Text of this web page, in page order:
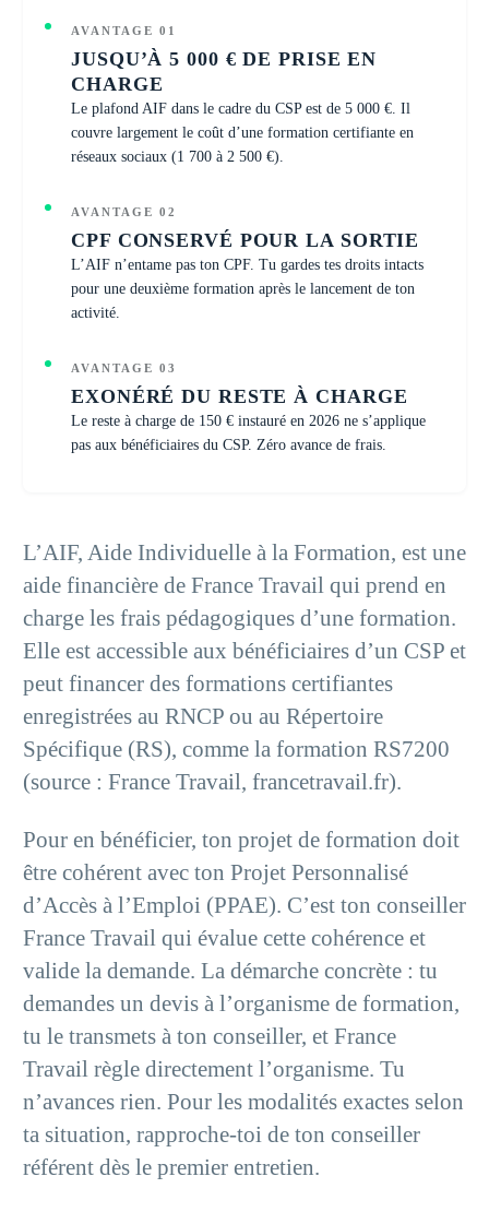
AVANTAGE 01
JUSQU’À 5 000 € DE PRISE EN
CHARGE
Le plafond AIF dans le cadre du CSP est de 5 000 €. Il
couvre largement le coût d’une formation certifiante en
réseaux sociaux (1 700 à 2 500 €).
AVANTAGE 02
CPF CONSERVÉ POUR LA SORTIE
L’AIF n’entame pas ton CPF. Tu gardes tes droits intacts
pour une deuxième formation après le lancement de ton
activité.
AVANTAGE 03
EXONÉRÉ DU RESTE À CHARGE
Le reste à charge de 150 € instauré en 2026 ne s’applique
pas aux bénéficiaires du CSP. Zéro avance de frais.
L’AIF, Aide Individuelle à la Formation, est une
aide financière de France Travail qui prend en
charge les frais pédagogiques d’une formation.
Elle est accessible aux bénéficiaires d’un CSP et
peut financer des formations certifiantes
enregistrées au RNCP ou au Répertoire
Spécifique (RS), comme la formation RS7200
(source : France Travail, francetravail.fr).
Pour en bénéficier, ton projet de formation doit
être cohérent avec ton Projet Personnalisé
d’Accès à l’Emploi (PPAE). C’est ton conseiller
France Travail qui évalue cette cohérence et
valide la demande. La démarche concrète : tu
demandes un devis à l’organisme de formation,
tu le transmets à ton conseiller, et France
Travail règle directement l’organisme. Tu
n’avances rien. Pour les modalités exactes selon
ta situation, rapproche-toi de ton conseiller
référent dès le premier entretien.